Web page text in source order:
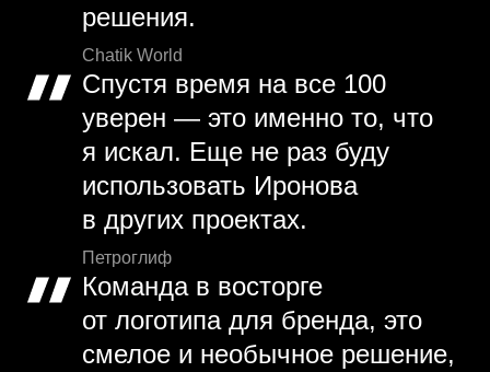
решения.
Chatik World
Спустя время на все 100
уверен — это именно то, что
я искал. Еще не раз буду
использовать Иронова
в других проектах.
Петроглиф
Команда в восторге
от логотипа для бренда, это
смелое и необычное решение,